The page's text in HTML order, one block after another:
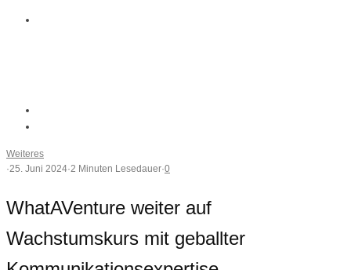
Weiteres
·25. Juni 2024·2 Minuten Lesedauer·0
WhatAVenture weiter auf
Wachstumskurs mit geballter